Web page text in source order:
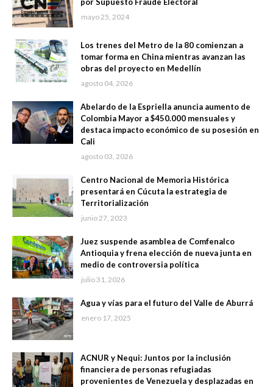
por Supuesto Fraude Electoral
mayo 25, 2024
Los trenes del Metro de la 80 comienzan a
tomar forma en China mientras avanzan las
obras del proyecto en Medellín
agosto 04, 2026
Abelardo de la Espriella anuncia aumento de
Colombia Mayor a $450.000 mensuales y
destaca impacto económico de su posesión en
Cali
agosto 03, 2026
Centro Nacional de Memoria Histórica
presentará en Cúcuta la estrategia de
Territorialización
junio 27, 2023
Juez suspende asamblea de Comfenalco
Antioquia y frena elección de nueva junta en
medio de controversia política
julio 31, 2026
Agua y vías para el futuro del Valle de Aburrá
enero 17, 2025
ACNUR y Nequi: Juntos por la inclusión
financiera de personas refugiadas
provenientes de Venezuela y desplazadas en